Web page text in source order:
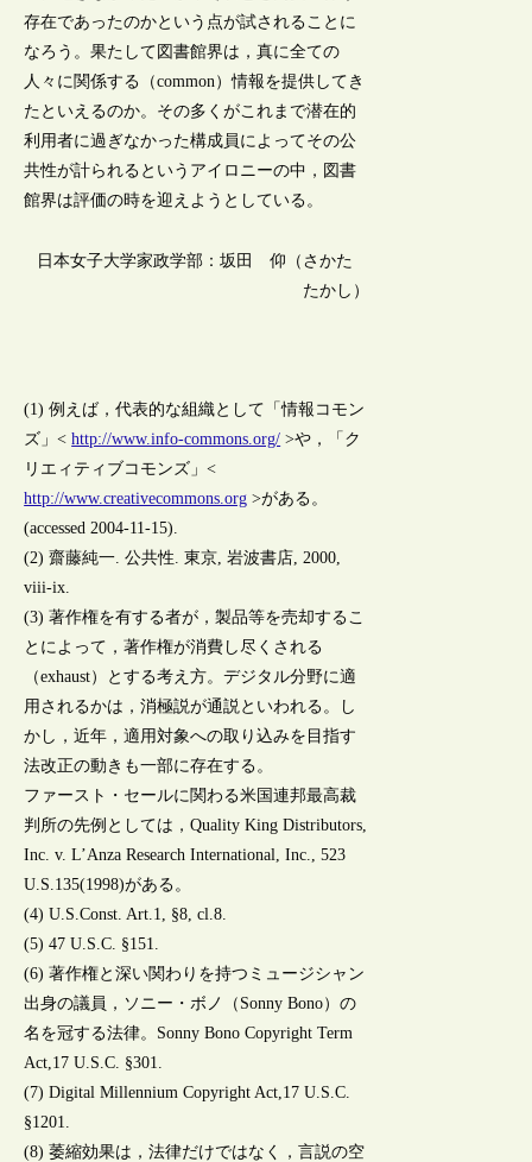
存在であったのかという点が試されることに
なろう。果たして図書館界は，真に全ての
人々に関係する（common）情報を提供してき
たといえるのか。その多くがこれまで潜在的
利用者に過ぎなかった構成員によってその公
共性が計られるというアイロニーの中，図書
館界は評価の時を迎えようとしている。
日本女子大学家政学部：坂田 仰（さかた
たかし）
(1) 例えば，代表的な組織として「情報コモン
ズ」<http://www.info-commons.org/ >や，「ク
リエィティブコモンズ」<
http://www.creativecommons.org >がある。
(accessed 2004-11-15).
(2) 齋藤純一. 公共性. 東京, 岩波書店, 2000,
viii-ix.
(3) 著作権を有する者が，製品等を売却するこ
とによって，著作権が消費し尽くされる
（exhaust）とする考え方。デジタル分野に適
用されるかは，消極説が通説といわれる。し
かし，近年，適用対象への取り込みを目指す
法改正の動きも一部に存在する。
ファースト・セールに関わる米国連邦最高裁
判所の先例としては，Quality King Distributors,
Inc. v. L’Anza Research International, Inc., 523
U.S.135(1998)がある。
(4) U.S.Const. Art.1, §8, cl.8.
(5) 47 U.S.C. §151.
(6) 著作権と深い関わりを持つミュージシャン
出身の議員，ソニー・ボノ（Sonny Bono）の
名を冠する法律。Sonny Bono Copyright Term
Act,17 U.S.C. §301.
(7) Digital Millennium Copyright Act,17 U.S.C.
§1201.
(8) 萎縮効果は，法律だけではなく，言説の空